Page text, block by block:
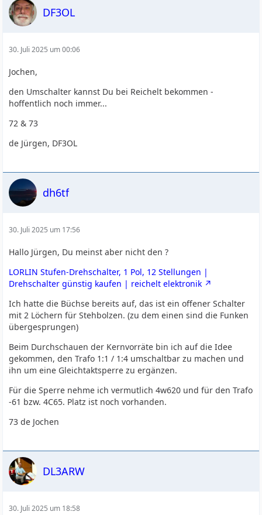
DF3OL
30. Juli 2025 um 00:06
Jochen,
den Umschalter kannst Du bei Reichelt bekommen -
hoffentlich noch immer...
72 & 73
de Jürgen, DF3OL
dh6tf
30. Juli 2025 um 17:56
Hallo Jürgen, Du meinst aber nicht den ?
LORLIN Stufen-Drehschalter, 1 Pol, 12 Stellungen |
Drehschalter günstig kaufen | reichelt elektronik
Ich hatte die Büchse bereits auf, das ist ein offener Schalter
mit 2 Löchern für Stehbolzen. (zu dem einen sind die Funken
übergesprungen)
Beim Durchschauen der Kernvorräte bin ich auf die Idee
gekommen, den Trafo 1:1 / 1:4 umschaltbar zu machen und
ihn um eine Gleichtaktsperre zu ergänzen.
Für die Sperre nehme ich vermutlich 4w620 und für den Trafo
-61 bzw. 4C65. Platz ist noch vorhanden.
73 de Jochen
DL3ARW
30. Juli 2025 um 18:58